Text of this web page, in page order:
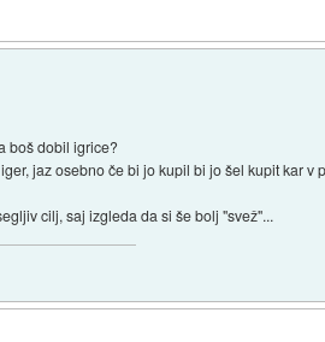
boš dobil igrice?
jaz osebno če bi jo kupil bi jo šel kupit kar v
cilj, saj izgleda da si še bolj "svež"...